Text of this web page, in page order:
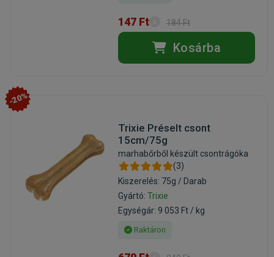
147 Ft 184 Ft
Kosárba
-20%
Trixie Préselt csont
15cm/75g
marhabőrből készült csontrágóka
(3)
Kiszerelés: 75g / Darab
Gyártó: Trixie
Egységár: 9 053 Ft / kg
Raktáron